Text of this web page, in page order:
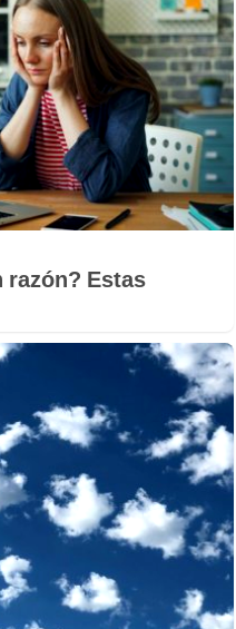
razón? Estas